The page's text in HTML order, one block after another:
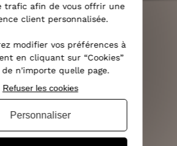
OFFERTE DÈS 70€
SOUS 14 JOURS
trafic afin de vous offrir une
client personnalisée.
modifier vos préférences à
en cliquant sur “Cookies”
de n'importe quelle page.
Refuser les cookies
Personnaliser